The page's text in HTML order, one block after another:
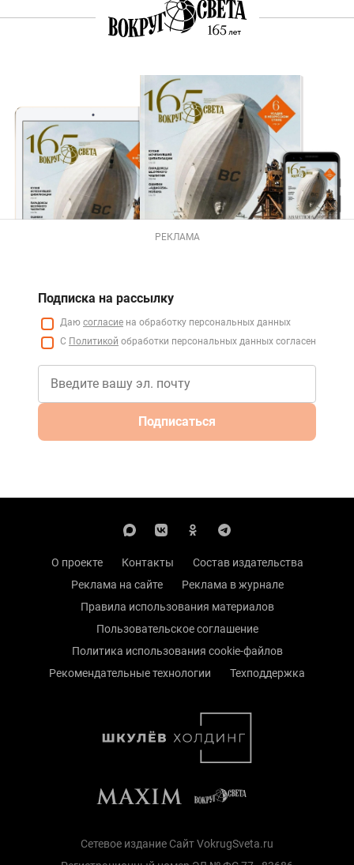
РЕКЛАМА
Подписка на рассылку
Даю согласие на обработку персональных данных
С Политикой обработки персональных данных согласен
Подписаться
О проекте Контакты
Состав издательства
Реклама на сайте
Реклама в журнале
Правила использования материалов
Пользовательское соглашение
Политика использования cookie-файлов
Рекомендательные технологии
Техподдержка
Сетевое издание Сайт VokrugSveta.ru